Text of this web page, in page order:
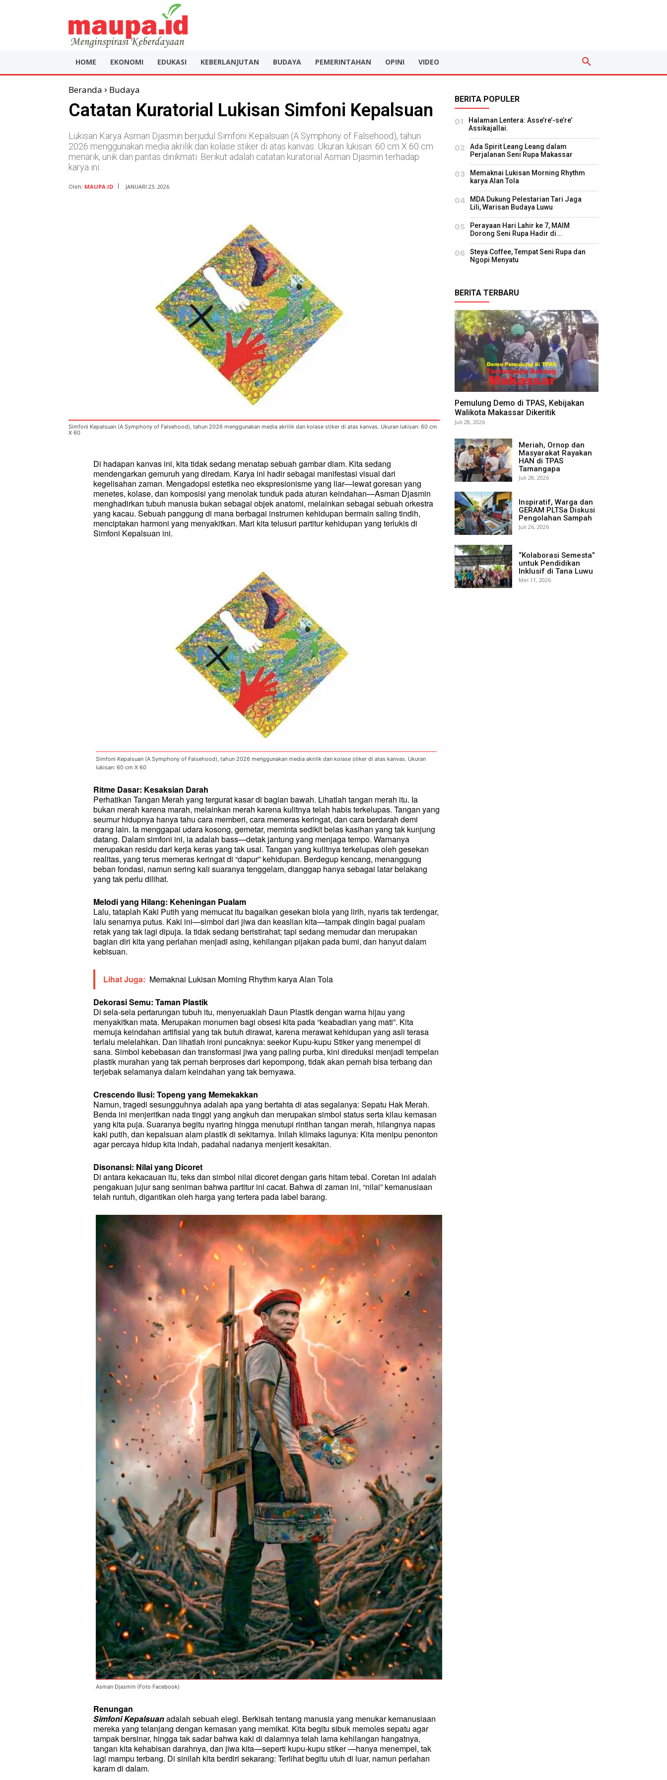
HOME EKONOMI EDUKASI KEBERLANJUTAN BUDAYA PEMERINTAHAN OPINI VIDEO
Beranda Budaya
Catatan Kuratorial Lukisan Simfoni Kepalsuan
Lukisan Karya Asman Djasmin berjudul Simfoni Kepalsuan (A Symphony of Falsehood), tahun
2026 menggunakan media akrilik dan kolase stiker di atas kanvas. Ukuran lukisan: 60 cm X 60 cm
menarik, unik dan pantas dinikmati. Berikut adalah catatan kuratorial Asman Djasmin terhadap
karya ini.
Oleh: MAUPA.ID JANUARI 23, 2026
Simfoni Kepalsuan (A Symphony of Falsehood), tahun 2026 menggunakan media akrilik dan kolase stiker di atas kanvas. Ukuran lukisan: 60 cm
X 60
Di hadapan kanvas ini, kita tidak sedang menatap sebuah gambar diam. Kita sedang
mendengarkan gemuruh yang diredam. Karya ini hadir sebagai manifestasi visual dari
kegelisahan zaman. Mengadopsi estetika neo ekspresionisme yang liar—lewat goresan yang
menetes, kolase, dan komposisi yang menolak tunduk pada aturan keindahan—Asman Djasmin
menghadirkan tubuh manusia bukan sebagai objek anatomi, melainkan sebagai sebuah orkestra
yang kacau. Sebuah panggung di mana berbagai instrumen kehidupan bermain saling tindih,
menciptakan harmoni yang menyakitkan. Mari kita telusuri partitur kehidupan yang terlukis di
Simfoni Kepalsuan ini.
Simfoni Kepalsuan (A Symphony of Falsehood), tahun 2026 menggunakan media akrilik dan kolase stiker di atas kanvas. Ukuran
lukisan: 60 cm X 60
Ritme Dasar: Kesaksian Darah
Perhatikan Tangan Merah yang tergurat kasar di bagian bawah. Lihatlah tangan merah itu. Ia
bukan merah karena marah, melainkan merah karena kulitnya telah habis terkelupas. Tangan yang
seumur hidupnya hanya tahu cara memberi, cara memeras keringat, dan cara berdarah demi
orang lain. Ia menggapai udara kosong, gemetar, meminta sedikit belas kasihan yang tak kunjung
datang. Dalam simfoni ini, ia adalah bass—detak jantung yang menjaga tempo. Warnanya
merupakan residu dari kerja keras yang tak usai. Tangan yang kulitnya terkelupas oleh gesekan
realitas, yang terus memeras keringat di “dapur” kehidupan. Berdegup kencang, menanggung
beban fondasi, namun sering kali suaranya tenggelam, dianggap hanya sebagai latar belakang
yang tak perlu dilihat.
Melodi yang Hilang: Keheningan Pualam
Lalu, tataplah Kaki Putih yang memucat itu bagaikan gesekan biola yang lirih, nyaris tak terdengar,
lalu senarnya putus. Kaki ini—simbol dari jiwa dan keaslian kita—tampak dingin bagai pualam
retak yang tak lagi dipuja. Ia tidak sedang beristirahat; tapi sedang memudar dan merupakan
bagian diri kita yang perlahan menjadi asing, kehilangan pijakan pada bumi, dan hanyut dalam
kebisuan.
Lihat Juga: Memaknai Lukisan Morning Rhythm karya Alan Tola
Dekorasi Semu: Taman Plastik
Di sela-sela pertarungan tubuh itu, menyeruaklah Daun Plastik dengan warna hijau yang
menyakitkan mata. Merupakan monumen bagi obsesi kita pada “keabadian yang mati”. Kita
memuja keindahan artifisial yang tak butuh dirawat, karena merawat kehidupan yang asli terasa
terlalu melelahkan. Dan lihatlah ironi puncaknya: seekor Kupu-kupu Stiker yang menempel di
sana. Simbol kebebasan dan transformasi jiwa yang paling purba, kini direduksi menjadi tempelan
plastik murahan yang tak pernah berproses dari kepompong, tidak akan pernah bisa terbang dan
terjebak selamanya dalam keindahan yang tak bernyawa.
Crescendo Ilusi: Topeng yang Memekakkan
Namun, tragedi sesungguhnya adalah apa yang bertahta di atas segalanya: Sepatu Hak Merah.
Benda ini menjeritkan nada tinggi yang angkuh dan merupakan simbol status serta kilau kemasan
yang kita puja. Suaranya begitu nyaring hingga menutupi rintihan tangan merah, hilangnya napas
kaki putih, dan kepalsuan alam plastik di sekitarnya. Inilah klimaks lagunya: Kita menipu penonton
agar percaya hidup kita indah, padahal nadanya menjerit kesakitan.
Disonansi: Nilai yang Dicoret
Di antara kekacauan itu, teks dan simbol nilai dicoret dengan garis hitam tebal. Coretan ini adalah
pengakuan jujur sang seniman bahwa partitur ini cacat. Bahwa di zaman ini, “nilai” kemanusiaan
telah runtuh, digantikan oleh harga yang tertera pada label barang.
Asman Djasmin (Foto Facebook)
Renungan
Simfoni Kepalsuanadalah sebuah elegi. Berkisah tentang manusia yang menukar kemanusiaan
mereka yang telanjang dengan kemasan yang memikat. Kita begitu sibuk memoles sepatu agar
tampak bersinar, hingga tak sadar bahwa kaki di dalamnya telah lama kehilangan hangatnya,
tangan kita kehabisan darahnya, dan jiwa kita—seperti kupu-kupu stiker —hanya menempel, tak
lagi mampu terbang. Di sinilah kita berdiri sekarang: Terlihat begitu utuh di luar, namun perlahan
karam di dalam.
BERITA POPULER
Halaman Lentera: Asse’re’-se’re’
Assikajallai.
Ada Spirit Leang Leang dalam
Perjalanan Seni Rupa Makassar
Memaknai Lukisan Morning Rhythm
karya Alan Tola
MDA Dukung Pelestarian Tari Jaga
Lili, Warisan Budaya Luwu
Perayaan Hari Lahir ke 7, MAIM
Dorong Seni Rupa Hadir di...
Steya Coffee, Tempat Seni Rupa dan
Ngopi Menyatu
BERITA TERBARU
Pemulung Demo di TPAS, Kebijakan
Walikota Makassar Dikeritik
Juli 28, 2026
Meriah, Ornop dan
Masyarakat Rayakan
HAN di TPAS
Tamangapa
Juli 28, 2026
Inspiratif, Warga dan
GERAM PLTSa Diskusi
Pengolahan Sampah
Juli 26, 2026
“Kolaborasi Semesta”
untuk Pendidikan
Inklusif di Tana Luwu
Mei 11, 2026